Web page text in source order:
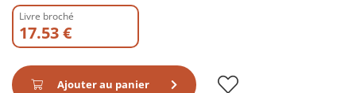
Livre broché
17.53 €
Ajouter au panier